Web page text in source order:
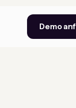
Demo